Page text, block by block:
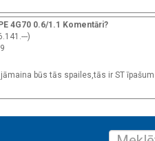
4G70 0.6/1.1 Komentāri?
)
būs tās spailes,tās ir ST